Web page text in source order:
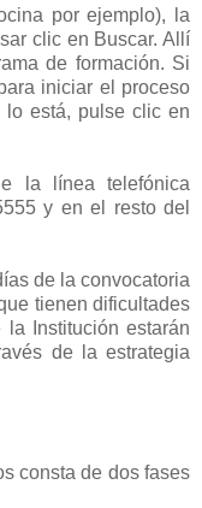
por ejemplo), la
clic en Buscar. Allí
de formación. Si
iniciar el proceso
está, pulse clic en
la línea telefónica
y en el resto del
de la convocatoria
tienen dificultades
Institución estarán
de la estrategia
consta de dos fases